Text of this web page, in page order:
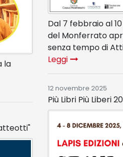
la
Dal 7 febbraio al
del Monferrato
senza tempo di
Leggi
12 novembre 2025
Più Libri Più Liberi